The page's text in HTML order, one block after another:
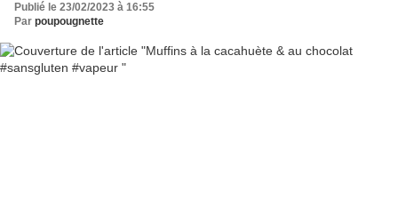
Publié le 23/02/2023 à 16:55
Par poupougnette